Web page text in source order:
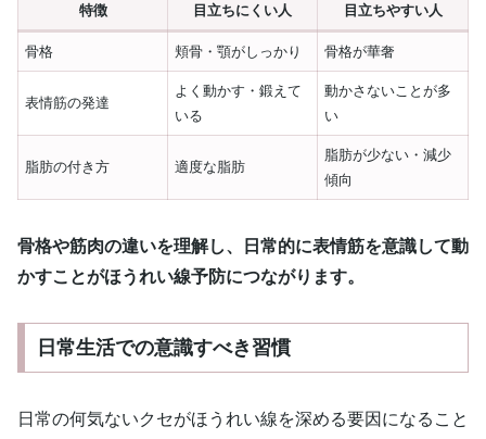
特徴 目立ちにくい人 目立ちやすい人
骨格 頬骨・顎がしっかり 骨格が華奢
表情筋の発達
よく動かす・鍛えて
いる
動かさないことが多
い
脂肪の付き方 適度な脂肪
脂肪が少ない・減少
傾向
骨格や筋肉の違いを理解し、日常的に表情筋を意識して動
かすことがほうれい線予防につながります。
日常生活での意識すべき習慣
日常の何気ないクセがほうれい線を深める要因になること